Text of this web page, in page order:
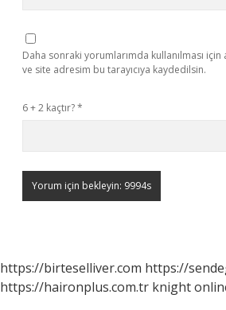
Daha sonraki yorumlarımda kullanılması
ve site adresim bu tarayıcıya kaydedilsin.
6 + 2 kaçtır?*
https://birteselliver.com https://
https://haironplus.com.tr knight